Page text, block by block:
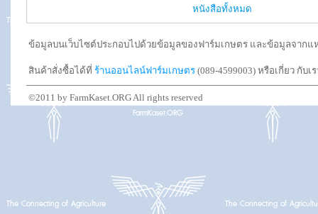
หนังสือทั้งหมด
ข้อมูลบนเว็บไซต์ประกอบไปด้วยข้อมูลของฟาร์มเกษตร และข้อมูลจาก
สินค้าสั่งซื้อได้ที่ ร้านออนไลน์ฟาร์มเกษตร (089-4599003) หรือเกี่ยว กับเ
©2011 by FarmKaset.ORG All rights reserved